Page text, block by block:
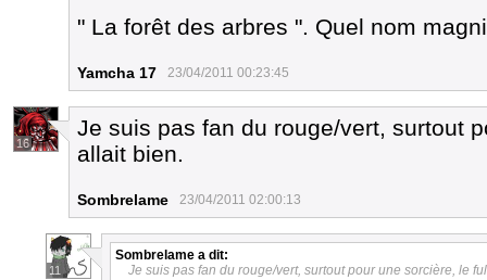
" La forêt des arbres ". Quel nom
Yamcha 17 23/04/2011 00:23:45
16
Je suis pas fan du rouge/vert, surtout
allait bien.
Sombrelame 23/04/2011 02:00:13
11
Sombrelame a dit:
Je suis pas fan du rouge/vert, surtout pour une sorcière, le